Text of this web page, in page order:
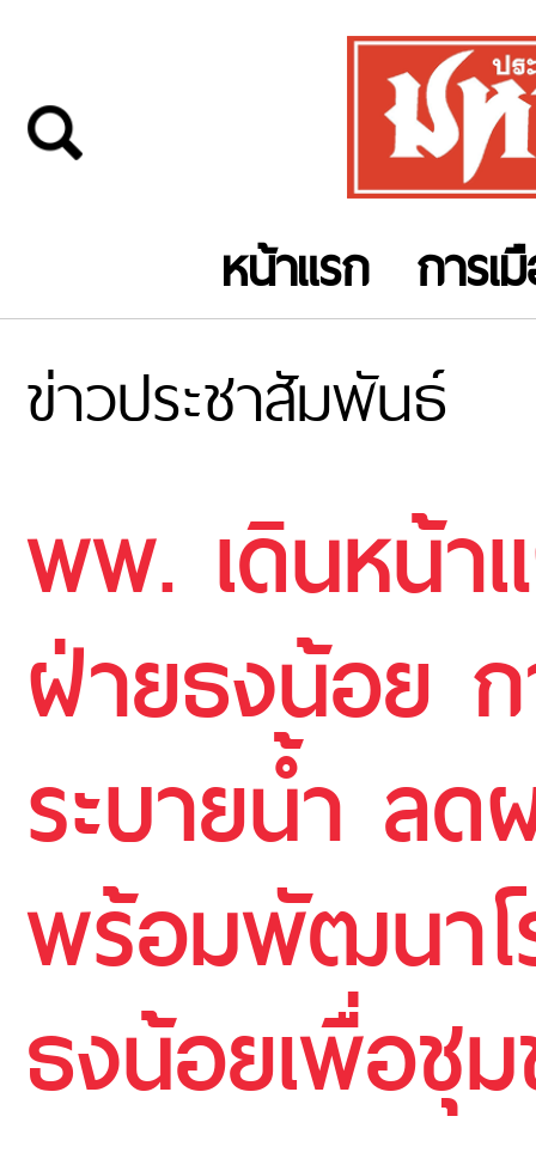
หน้าแรก การเ
ข่าวประชาสัมพันธ์
พพ. เดินหน้า
ฝ่ายธงน้อย ก
ระบายน้ำ ล
พร้อมพัฒนา
ธงน้อยเพื่อชุ